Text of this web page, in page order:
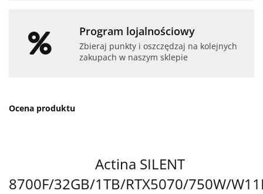
Program lojalnościowy
Zbieraj punkty i oszczędzaj na kolejnych
zakupach w naszym sklepie
Ocena produktu
Actina SILENT
8700F/32GB/1TB/RTX5070/750W/